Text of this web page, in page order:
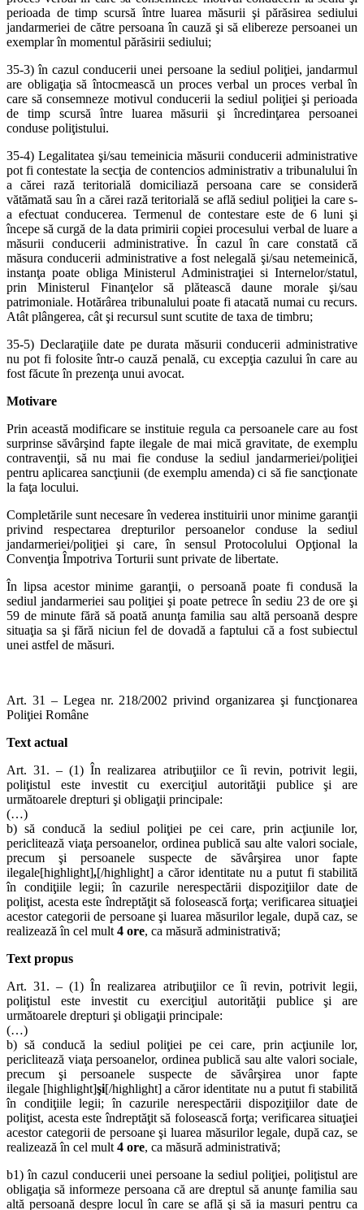
perioada de timp scursă între luarea măsurii şi părăsirea sediului
jandarmeriei de către persoana în cauză şi să elibereze persoanei un
exemplar în momentul părăsirii sediului;
35-3) în cazul conducerii unei persoane la sediul poliţiei, jandarmul
are obligaţia să întocmească un proces verbal un proces verbal în
care să consemneze motivul conducerii la sediul poliţiei şi perioada
de timp scursă între luarea măsurii şi încredinţarea persoanei
conduse poliţistului.
35-4) Legalitatea şi/sau temeinicia măsurii conducerii administrative
pot fi contestate la secţia de contencios administrativ a tribunalului în
a cărei rază teritorială domiciliază persoana care se consideră
vătămată sau în a cărei rază teritorială se află sediul poliţiei la care s-
a efectuat conducerea. Termenul de contestare este de 6 luni şi
începe să curgă de la data primirii copiei procesului verbal de luare a
măsurii conducerii administrative. În cazul în care constată că
măsura conducerii administrative a fost nelegală şi/sau netemeinică,
instanţa poate obliga Ministerul Administraţiei si Internelor/statul,
prin Ministerul Finanţelor să plătească daune morale şi/sau
patrimoniale. Hotărârea tribunalului poate fi atacată numai cu recurs.
Atât plângerea, cât şi recursul sunt scutite de taxa de timbru;
35-5) Declaraţiile date pe durata măsurii conducerii administrative
nu pot fi folosite într-o cauză penală, cu excepţia cazului în care au
fost făcute în prezenţa unui avocat.
Motivare
Prin această modificare se instituie regula ca persoanele care au fost
surprinse săvârşind fapte ilegale de mai mică gravitate, de exemplu
contravenţii, să nu mai fie conduse la sediul jandarmeriei/poliţiei
pentru aplicarea sancţiunii (de exemplu amenda) ci să fie sancţionate
la faţa locului.
Completările sunt necesare în vederea instituirii unor minime garanţii
privind respectarea drepturilor persoanelor conduse la sediul
jandarmeriei/poliţiei şi care, în sensul Protocolului Opţional la
Convenţia Împotriva Torturii sunt private de libertate.
În lipsa acestor minime garanţii, o persoană poate fi condusă la
sediul jandarmeriei sau poliţiei şi poate petrece în sediu 23 de ore şi
59 de minute fără să poată anunţa familia sau altă persoană despre
situaţia sa şi fără niciun fel de dovadă a faptului că a fost subiectul
unei astfel de măsuri.
Art. 31 – Legea nr. 218/2002 privind organizarea şi funcţionarea
Poliţiei Române
Text actual
Art. 31. – (1) În realizarea atribuţiilor ce îi revin, potrivit legii,
poliţistul este investit cu exerciţiul autorităţii publice şi are
următoarele drepturi şi obligaţii principale:
(…)
b) să conducă la sediul poliţiei pe cei care, prin acţiunile lor,
periclitează viaţa persoanelor, ordinea publică sau alte valori sociale,
precum şi persoanele suspecte de săvârşirea unor fapte
ilegale[highlight],[/highlight] a căror identitate nu a putut fi stabilită
în condiţiile legii; în cazurile nerespectării dispoziţiilor date de
poliţist, acesta este îndreptăţit să folosească forţa; verificarea situaţiei
acestor categorii de persoane şi luarea măsurilor legale, după caz, se
realizează în cel mult 4 ore, ca măsură administrativă;
Text propus
Art. 31. – (1) În realizarea atribuţiilor ce îi revin, potrivit legii,
poliţistul este investit cu exerciţiul autorităţii publice şi are
următoarele drepturi şi obligaţii principale:
(…)
b) să conducă la sediul poliţiei pe cei care, prin acţiunile lor,
periclitează viaţa persoanelor, ordinea publică sau alte valori sociale,
precum şi persoanele suspecte de săvârşirea unor fapte
ilegale [highlight]şi[/highlight] a căror identitate nu a putut fi stabilită
în condiţiile legii; în cazurile nerespectării dispoziţiilor date de
poliţist, acesta este îndreptăţit să folosească forţa; verificarea situaţiei
acestor categorii de persoane şi luarea măsurilor legale, după caz, se
realizează în cel mult 4 ore, ca măsură administrativă;
b1) în cazul conducerii unei persoane la sediul poliţiei, poliţistul are
obligaţia să informeze persoana că are dreptul să anunţe familia sau
altă persoană despre locul în care se află şi să ia masuri pentru ca